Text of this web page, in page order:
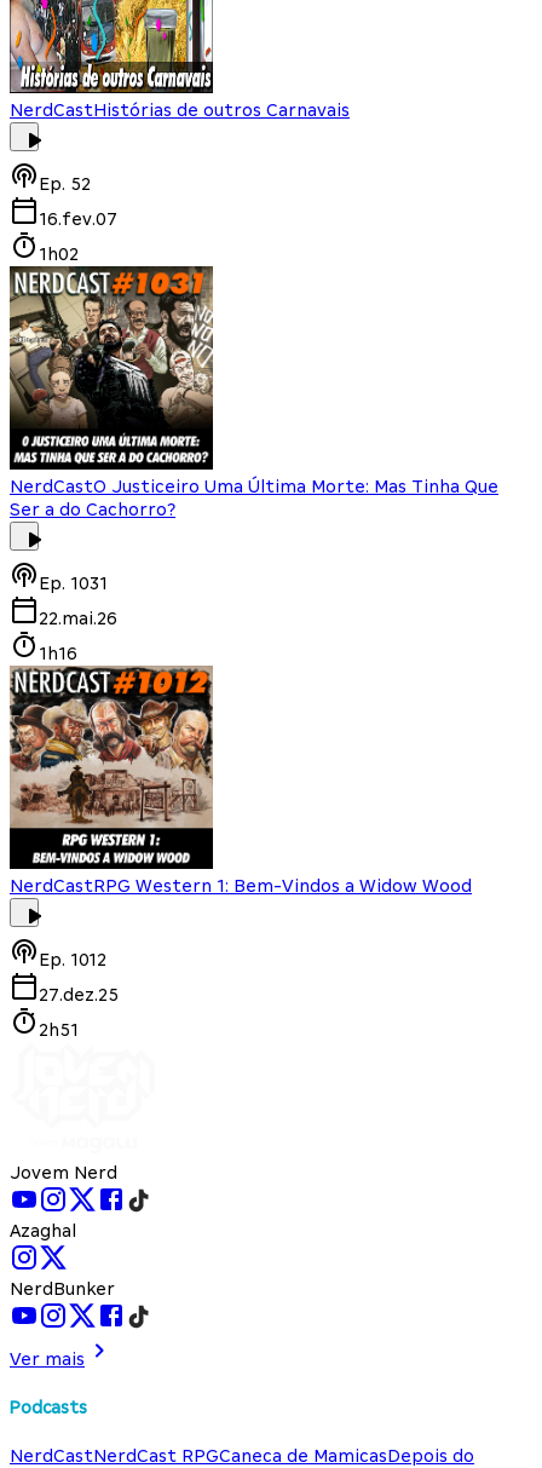
NerdCastHistórias de outros Carnavais
Ep. 52
16.fev.07
1h02
NerdCastO Justiceiro Uma Última Morte: Mas Tinha Que
Ser a do Cachorro?
Ep. 1031
22.mai.26
1h16
NerdCastRPG Western 1: Bem-Vindos a Widow Wood
Ep. 1012
27.dez.25
2h51
Jovem Nerd
Azaghal
NerdBunker
Ver mais
Podcasts
NerdCastNerdCast RPGCaneca de MamicasDepois do